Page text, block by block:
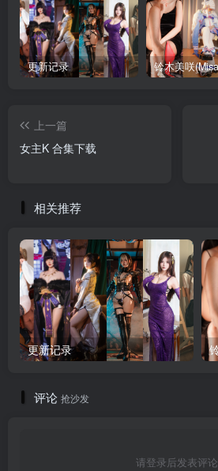
更新记录
上一篇
女主K 合集下载
相关推荐
更新记录
评论 抢沙发
请登录后发表评论